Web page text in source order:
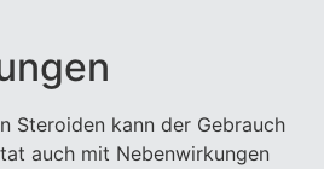
Steroiden kann der Gebrauch
auch mit Nebenwirkungen